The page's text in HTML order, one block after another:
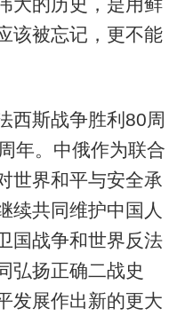
大的历史，是用鲜
该被忘记，更不能
斯战争胜利80周
年。中俄作为联合
世界和平与安全承
续共同维护中国人
国战争和世界反法
弘扬正确二战史
发展作出新的更大